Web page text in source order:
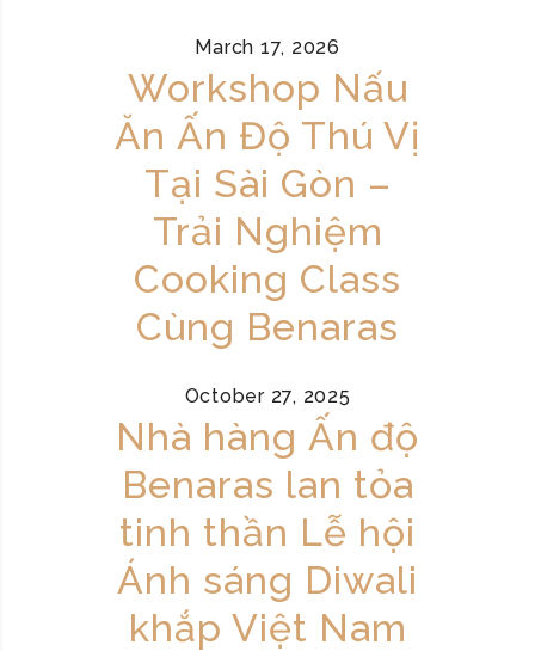
March 17, 2026
Workshop Nấu
Ăn Ấn Độ Thú Vị
Tại Sài Gòn –
Trải Nghiệm
Cooking Class
Cùng Benaras
October 27, 2025
Nhà hàng Ấn độ
Benaras lan tỏa
tinh thần Lễ hội
Ánh sáng Diwali
khắp Việt Nam